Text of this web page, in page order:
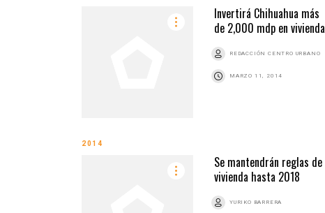
Invertirá Chihuahua más
de 2,000 mdp en vivienda
REDACCIÓN CENTRO URBANO
MARZO 11, 2014
2014
Se mantendrán reglas de
vivienda hasta 2018
YURIKO BARRERA